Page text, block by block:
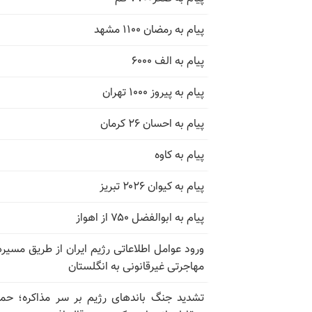
پیام به رمضان ۱۱۰۰ مشهد
پیام به الف ۶۰۰۰
پیام به پیروز ۱۰۰۰ تهران
پیام به احسان ۲۶ کرمان
پیام به کاوه
پیام به کیوان ۲۰۲۶ تبریز
پیام به ابوالفضل ۷۵۰ از اهواز
ورود عوامل اطلاعاتی رژیم ایران از طریق
مهاجرتی غیرقانونی به انگلستان
تشدید جنگ باندهای رژیم بر سر مذاکره؛